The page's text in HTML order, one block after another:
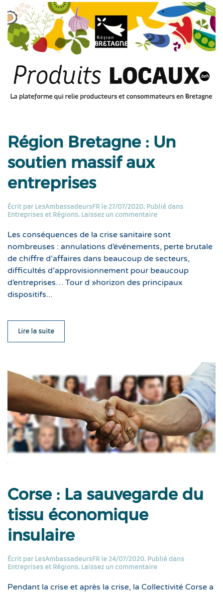
Région Bretagne : Un
soutien massif aux
entreprises
Écrit par LesAmbassadeursFR le 27/07/2020. Publié dans
Entreprises et Régions. Laissez un commentaire
Les conséquences de la crise sanitaire sont
nombreuses : annulations d’événements, perte brutale
de chiffre d’affaires dans beaucoup de secteurs,
difficultés d’approvisionnement pour beaucoup
d’entreprises… Tour d »horizon des principaux
dispositifs...
Lire la suite
Corse : La sauvegarde du
tissu économique
insulaire
Écrit par LesAmbassadeursFR le 24/07/2020. Publié dans
Entreprises et Régions. Laissez un commentaire
Pendant la crise et après la crise, la Collectivité Corse a